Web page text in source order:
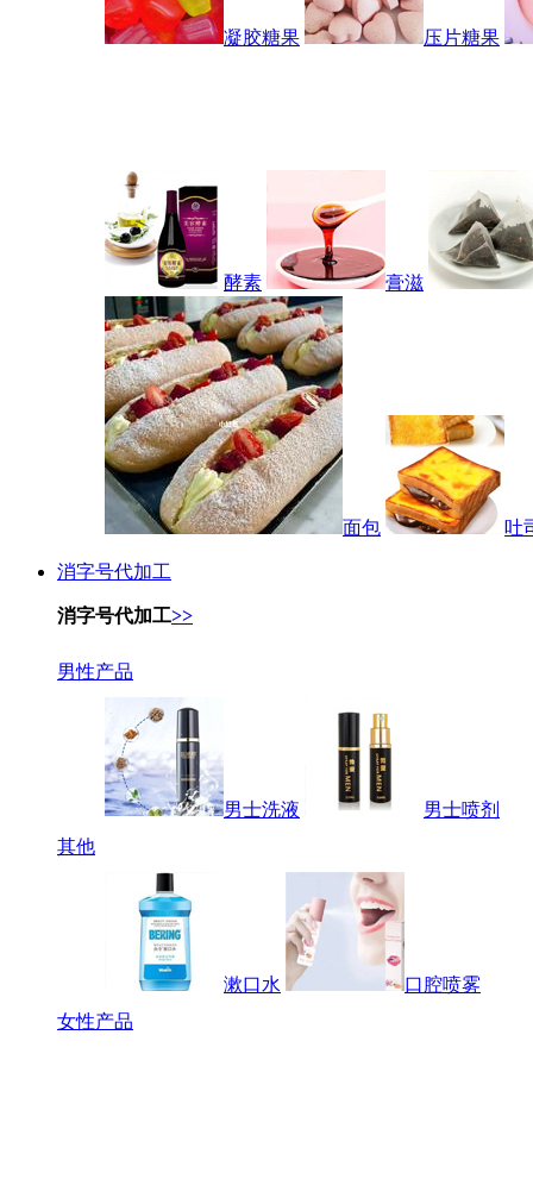
凝胶糖果 压片糖果
酵素 膏滋
面包 吐
消字号代加工
消字号代加工>>
男性产品
男士洗液
男士喷剂
其他
漱口水
口腔喷雾
女性产品